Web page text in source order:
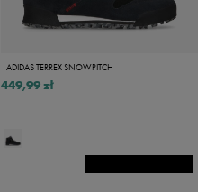
ADIDAS TERREX SNOWPITCH
449,99 zł